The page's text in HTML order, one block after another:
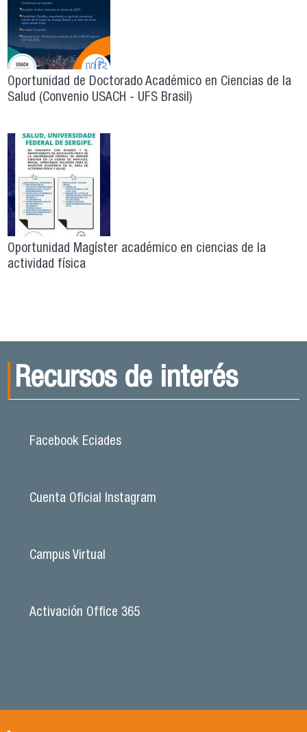
Oportunidad de Doctorado Académico en Ciencias de la
Salud (Convenio USACH - UFS Brasil)
Oportunidad Magíster académico en ciencias de la
actividad física
Recursos de interés
Facebook Eciades
Cuenta Oficial Instagram
Campus Virtual
Activación Office 365